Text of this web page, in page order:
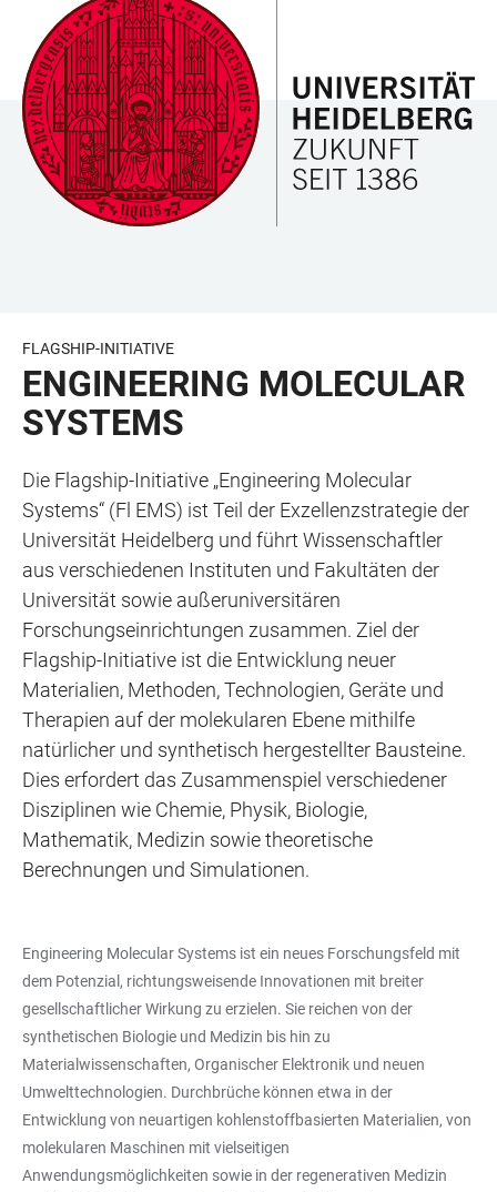
LINKS
ZUR
BARRIEREFREIHEIT
ZUM
HAUPTINHALT
HAUPTNAVIGATION
ÖFFNEN
WEBSEITENSUCHE
ÖFFNEN
FLAGSHIP-INITIATIVE
ENGINEERING MOLECULAR
SYSTEMS
Die Flagship-Initiative „Engineering Molecular
Systems“ (Fl EMS) ist Teil der Exzellenzstrategie der
Universität Heidelberg und führt Wissenschaftler
aus verschiedenen Instituten und Fakultäten der
Universität sowie außeruniversitären
Forschungseinrichtungen zusammen. Ziel der
Flagship-Initiative ist die Entwicklung neuer
Materialien, Methoden, Technologien, Geräte und
Therapien auf der molekularen Ebene mithilfe
natürlicher und synthetisch hergestellter Bausteine.
Dies erfordert das Zusammenspiel verschiedener
Disziplinen wie Chemie, Physik, Biologie,
Mathematik, Medizin sowie theoretische
Berechnungen und Simulationen.
Engineering Molecular Systems ist ein neues Forschungsfeld mit
dem Potenzial, richtungsweisende Innovationen mit breiter
gesellschaftlicher Wirkung zu erzielen. Sie reichen von der
synthetischen Biologie und Medizin bis hin zu
Materialwissenschaften, Organischer Elektronik und neuen
Umwelttechnologien. Durchbrüche können etwa in der
Entwicklung von neuartigen kohlenstoffbasierten Materialien, von
molekularen Maschinen mit vielseitigen
Anwendungsmöglichkeiten sowie in der regenerativen Medizin